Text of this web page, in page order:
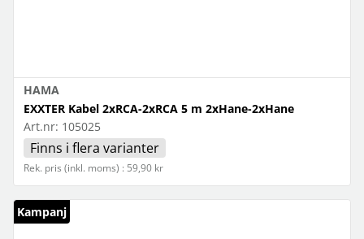
HAMA
EXXTER Kabel 2xRCA-2xRCA 5 m 2xHane-2xHane
Art.nr: 105025
Finns i flera varianter
Rek. pris (inkl. moms) : 59,90 kr
Kampanj